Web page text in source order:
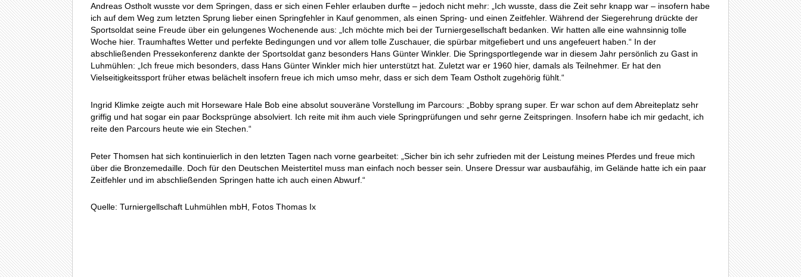
Andreas Ostholt wusste vor dem Springen, dass er sich einen Fehler erlauben durfte – jedoch nicht mehr: „Ich wusste, dass die Zeit sehr knapp war – insofern habe
ich auf dem Weg zum letzten Sprung lieber einen Springfehler in Kauf genommen, als einen Spring- und einen Zeitfehler. Während der Siegerehrung drückte der
Sportsoldat seine Freude über ein gelungenes Wochenende aus: „Ich möchte mich bei der Turniergesellschaft bedanken. Wir hatten alle eine wahnsinnig tolle
Woche hier. Traumhaftes Wetter und perfekte Bedingungen und vor allem tolle Zuschauer, die spürbar mitgefiebert und uns angefeuert haben.“ In der
abschließenden Pressekonferenz dankte der Sportsoldat ganz besonders Hans Günter Winkler. Die Springsportlegende war in diesem Jahr persönlich zu Gast in
Luhmühlen: „Ich freue mich besonders, dass Hans Günter Winkler mich hier unterstützt hat. Zuletzt war er 1960 hier, damals als Teilnehmer. Er hat den
Vielseitigkeitssport früher etwas belächelt insofern freue ich mich umso mehr, dass er sich dem Team Ostholt zugehörig fühlt.“
Ingrid Klimke zeigte auch mit Horseware Hale Bob eine absolut souveräne Vorstellung im Parcours: „Bobby sprang super. Er war schon auf dem Abreiteplatz sehr
griffig und hat sogar ein paar Bocksprünge absolviert. Ich reite mit ihm auch viele Springprüfungen und sehr gerne Zeitspringen. Insofern habe ich mir gedacht, ich
reite den Parcours heute wie ein Stechen.“
Peter Thomsen hat sich kontinuierlich in den letzten Tagen nach vorne gearbeitet: „Sicher bin ich sehr zufrieden mit der Leistung meines Pferdes und freue mich
über die Bronzemedaille. Doch für den Deutschen Meistertitel muss man einfach noch besser sein. Unsere Dressur war ausbaufähig, im Gelände hatte ich ein paar
Zeitfehler und im abschließenden Springen hatte ich auch einen Abwurf.“
Quelle: Turniergellschaft Luhmühlen mbH, Fotos Thomas Ix